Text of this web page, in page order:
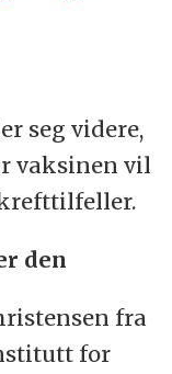
seg videre,
vaksinen vil
den
fra
for